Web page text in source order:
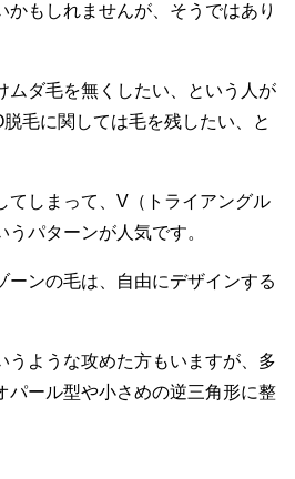
かもしれませんが、そうではあり
ムダ毛を無くしたい、という人が
毛に関しては毛を残したい、と
てしまって、V（トライアングル
パターンが人気です。
ーンの毛は、自由にデザインする
うような攻めた方もいますが、多
パール型や小さめの逆三角形に整